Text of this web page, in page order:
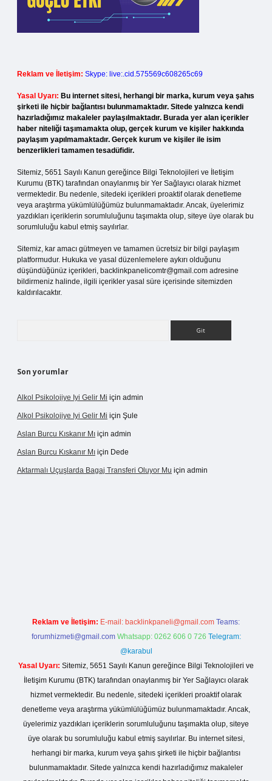
Reklam ve İletişim: Skype: live:.cid.575569c608265c69
Yasal Uyarı: Bu internet sitesi, herhangi bir marka, kurum veya şahıs
şirketi ile hiçbir bağlantısı bulunmamaktadır. Sitede yalnızca kendi
hazırladığımız makaleler paylaşılmaktadır. Burada yer alan içerikler
haber niteliği taşımamakta olup, gerçek kurum ve kişiler hakkında
paylaşım yapılmamaktadır. Gerçek kurum ve kişiler ile isim
benzerlikleri tamamen tesadüfidir.
Sitemiz, 5651 Sayılı Kanun gereğince Bilgi Teknolojileri ve İletişim
Kurumu (BTK) tarafından onaylanmış bir Yer Sağlayıcı olarak hizmet
vermektedir. Bu nedenle, sitedeki içerikleri proaktif olarak denetleme
veya araştırma yükümlülüğümüz bulunmamaktadır. Ancak, üyelerimiz
yazdıkları içeriklerin sorumluluğunu taşımakta olup, siteye üye olarak bu
sorumluluğu kabul etmiş sayılırlar.
Sitemiz, kar amacı gütmeyen ve tamamen ücretsiz bir bilgi paylaşım
platformudur. Hukuka ve yasal düzenlemelere aykırı olduğunu
düşündüğünüz içerikleri, backlinkpanelicomtr@gmail.com adresine
bildirmeniz halinde, ilgili içerikler yasal süre içerisinde sitemizden
kaldırılacaktır.
Son yorumlar
Alkol Psikolojiye Iyi Gelir Mi için admin
Alkol Psikolojiye Iyi Gelir Mi için Şule
Aslan Burcu Kıskanır Mı için admin
Aslan Burcu Kıskanır Mı için Dede
Aktarmalı Uçuşlarda Bagaj Transferi Oluyor Mu için admin
Reklam ve İletişim: E-mail: backlinkpaneli@gmail.com Teams:
forumhizmeti@gmail.com Whatsapp: 0262 606 0 726 Telegram:
@karabul
Yasal Uyarı: Sitemiz, 5651 Sayılı Kanun gereğince Bilgi Teknolojileri ve
İletişim Kurumu (BTK) tarafından onaylanmış bir Yer Sağlayıcı olarak
hizmet vermektedir. Bu nedenle, sitedeki içerikleri proaktif olarak
denetleme veya araştırma yükümlülüğümüz bulunmamaktadır. Ancak,
üyelerimiz yazdıkları içeriklerin sorumluluğunu taşımakta olup, siteye
üye olarak bu sorumluluğu kabul etmiş sayılırlar. Bu internet sitesi,
herhangi bir marka, kurum veya şahıs şirketi ile hiçbir bağlantısı
bulunmamaktadır. Sitede yalnızca kendi hazırladığımız makaleler